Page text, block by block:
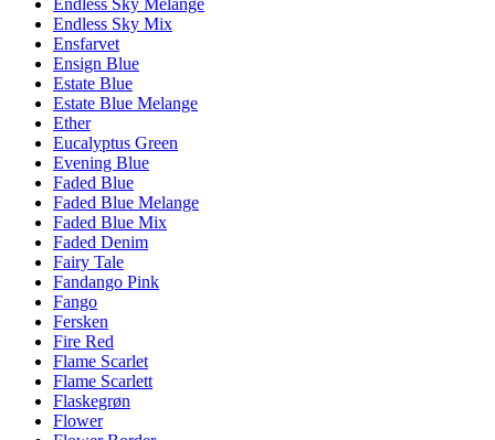
Endless Sky Mix
Ensfarvet
Ensign Blue
Estate Blue
Estate Blue Melange
Ether
Eucalyptus Green
Evening Blue
Faded Blue
Faded Blue Melange
Faded Blue Mix
Faded Denim
Fairy Tale
Fandango Pink
Fango
Fersken
Fire Red
Flame Scarlet
Flame Scarlett
Flaskegrøn
Flower